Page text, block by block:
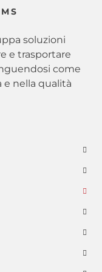
soluzioni
e trasportare
come
e nella qualità